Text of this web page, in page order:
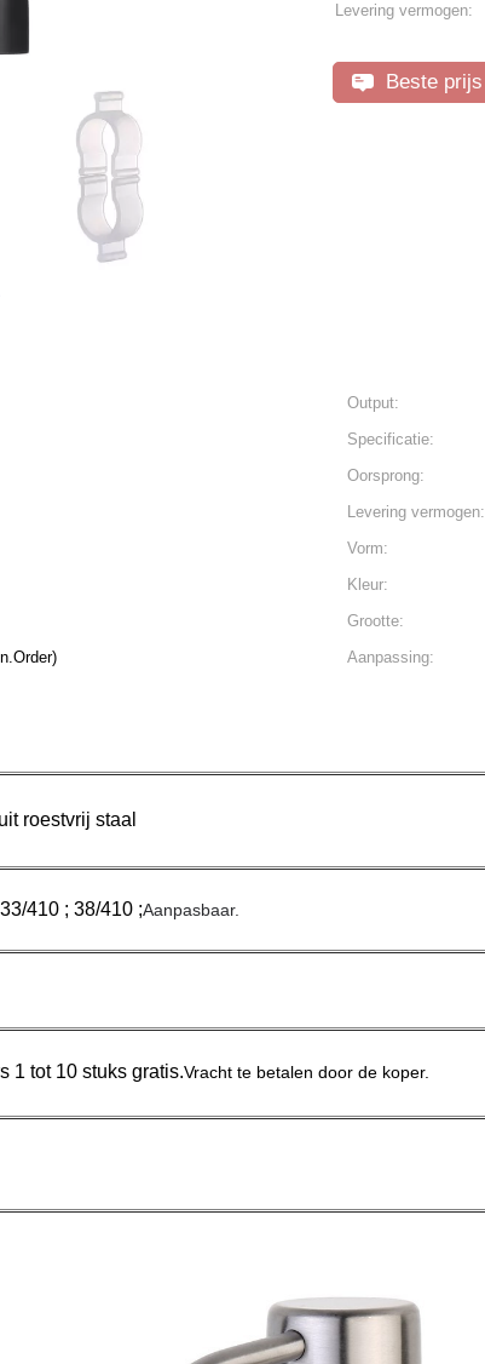
Levering vermogen:
Beste prijs
Output:
Specificatie:
Oorsprong:
Levering vermogen:
Vorm:
Kleur:
Grootte:
(Min.Order) Aanpassing:
roestvrij staal
410 ; 38/410 ;Aanpasbaar.
1 tot 10 stuks gratis.Vracht te betalen door de koper.